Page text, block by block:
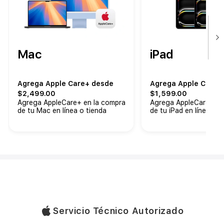
Mac
Agrega Apple Care+ desde
$2,499.00
Agrega AppleCare+ en la compra
de tu Mac en línea o tienda
iPad
Agrega Apple Care+
$1,599.00
Agrega AppleCare+
de tu iPad en línea o
Servicio Técnico Autorizado